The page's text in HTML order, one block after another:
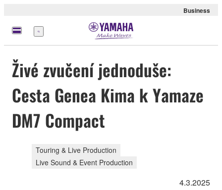
Business
Nabídka
Živé zvučení jednoduše:
Cesta Genea Kima k Yamaze
DM7 Compact
Touring & Live Production
Live Sound & Event Production
4.3.2025